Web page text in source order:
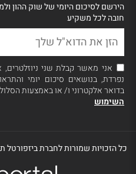
הירשם לסיכום היומי של שוק ההון
חובה לכל משקיע
אני מאשר קבלת שני
נפרדת, בנושאים סיכום יומי
בדואר אלקטרוני ו/ או באמצעות
השימוש
כל הזכויות שמורות לחברת